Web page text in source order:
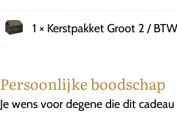
1 × Kerstpakket Groot 2 /
Persoonlijke boodschap
Je wens voor degene die dit